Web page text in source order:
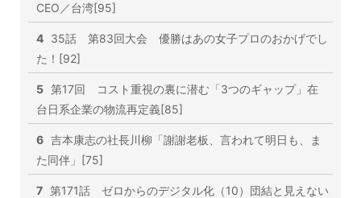
CEO／台湾[95]
4 35話 第83回大会 優勝はあの女子プロのおかげでし
た！[92]
5 第17回 コスト重視の裏に潜む「3つのギャップ」在
台日系企業の物流再定義[85]
6 吉本康志の社長川柳「謝謝老板、言われて明日も、ま
た同伴」[75]
7 第171話 ゼロからのデジタル化（10）団結と見えない